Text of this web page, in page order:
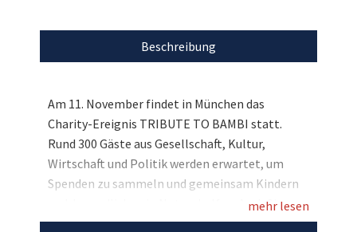
Beschreibung
Am 11. November findet in München das
Charity-Ereignis TRIBUTE TO BAMBI statt.
Rund 300 Gäste aus Gesellschaft, Kultur,
Wirtschaft und Politik werden erwartet, um
Spenden zu sammeln und gemeinsam Kindern
und Jugendlichen in Not zu helfen. Auch Sie
können in diesem Jahr live dabei sein, denn wir
mehr lesen